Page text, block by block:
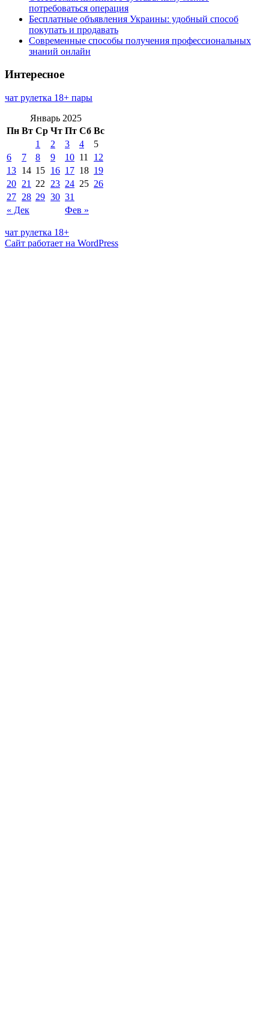
потребоваться операция
Бесплатные объявления Украины: удобный способ
покупать и продавать
Современные способы получения профессиональных
знаний онлайн
Интересное
чат рулетка 18+ пары
Январь 2025
Пн Вт Ср Чт Пт Сб Вс
« Дек Фев »
1 2 3 4
5
6
7 8 9 10 11
12
13 14 15 16 17 18 19
20 21 22 23 24 25 26
27 28 29 30 31
чат рулетка 18+
Сайт работает на WordPress